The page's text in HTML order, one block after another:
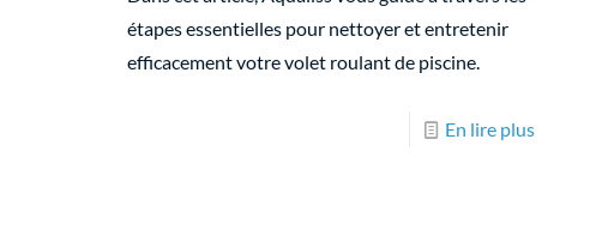
étapes essentielles pour nettoyer et entretenir
efficacement votre volet roulant de piscine.
En lire plus